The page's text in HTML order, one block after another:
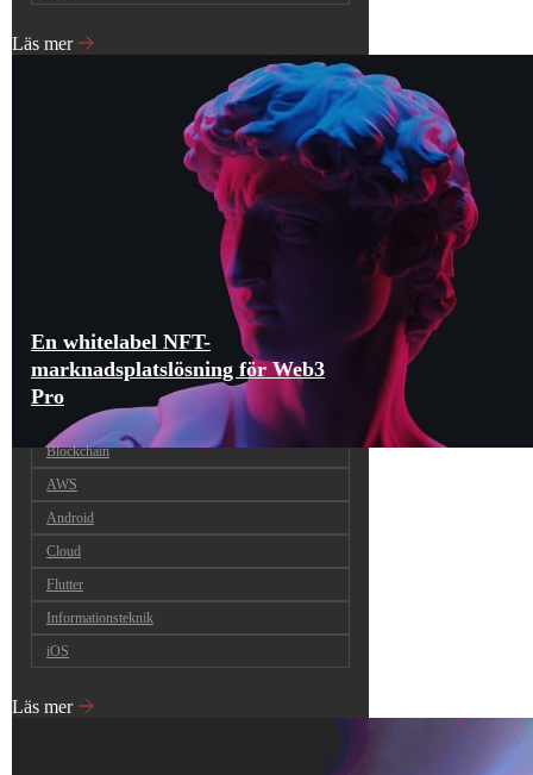
Läs mer
En whitelabel NFT-
marknadsplatslösning för Web3
Pro
Blockchain
AWS
Android
Cloud
Flutter
Informationsteknik
iOS
Läs mer